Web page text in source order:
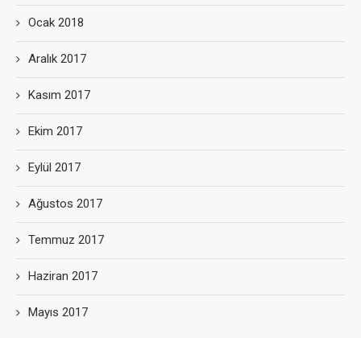
Ocak 2018
Aralık 2017
Kasım 2017
Ekim 2017
Eylül 2017
Ağustos 2017
Temmuz 2017
Haziran 2017
Mayıs 2017